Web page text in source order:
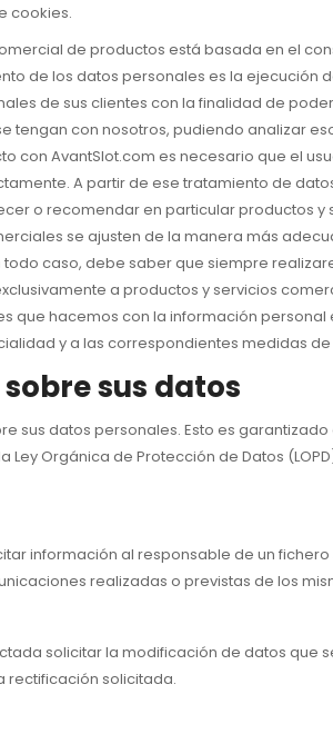
cookies.
de productos está basada en el
de los datos personales es la ejecución
de sus clientes con la finalidad de
tengan con nosotros, pudiendo analizar
con AvantSlot.com es necesario que el
A partir de ese tratamiento de
o recomendar en particular productos
se ajusten de la manera más
caso, debe saber que siempre
a productos y servicios
que hacemos con la información
y a las correspondientes medidas
sus datos
sus datos personales. Esto es
Ley Orgánica de Protección de Datos
información al responsable de un
realizadas o previstas de los
solicitar la modificación de datos que
rectificación solicitada.